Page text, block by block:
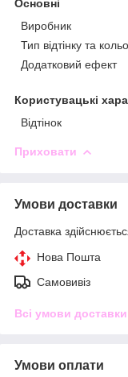
Основні
Виробник
Тип відтінку та
Додатковий ефект
Користувацькі
Відтінок
Приховати
Умови доставки
Доставка
Нова Пошта
Самовивіз
Всі умови доставки
Умови оплати